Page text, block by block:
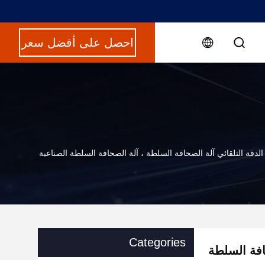
احصل على أفضل سعر
الدقة التلقائي آلة الصحافة السلطة ، آلة الصحافة السلطة الصناعية
السلطة
Categories